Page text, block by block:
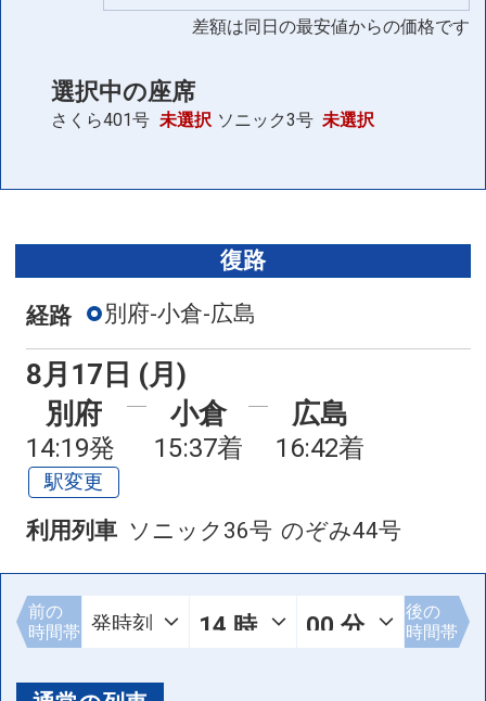
差額は同日の最安値からの価格です
選択中の座席
さくら401号 未選択 ソニック3号 未選択
復路
経路 別府-小倉-広島
8月17日 (月)
別府
14:19発
駅変更
小倉
15:37着
広島
16:42着
利用列車 ソニック36号 のぞみ44号
前の
時間帯
後の
時間帯